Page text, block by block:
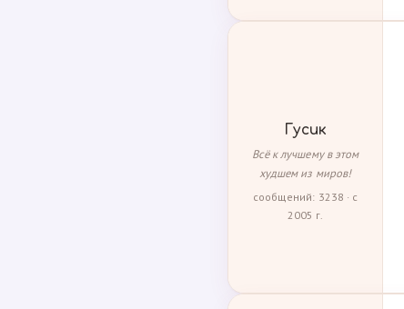
Гусик
Всё к лучшему в этом
худшем из миров!
сообщений: 3238 · с
2005 г.